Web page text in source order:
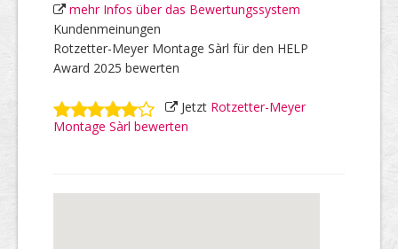
mehr Infos über das Bewertungssystem
Kundenmeinungen
Rotzetter-Meyer Montage Sàrl für den HELP
Award 2025 bewerten
Jetzt Rotzetter-Meyer
Montage Sàrl bewerten